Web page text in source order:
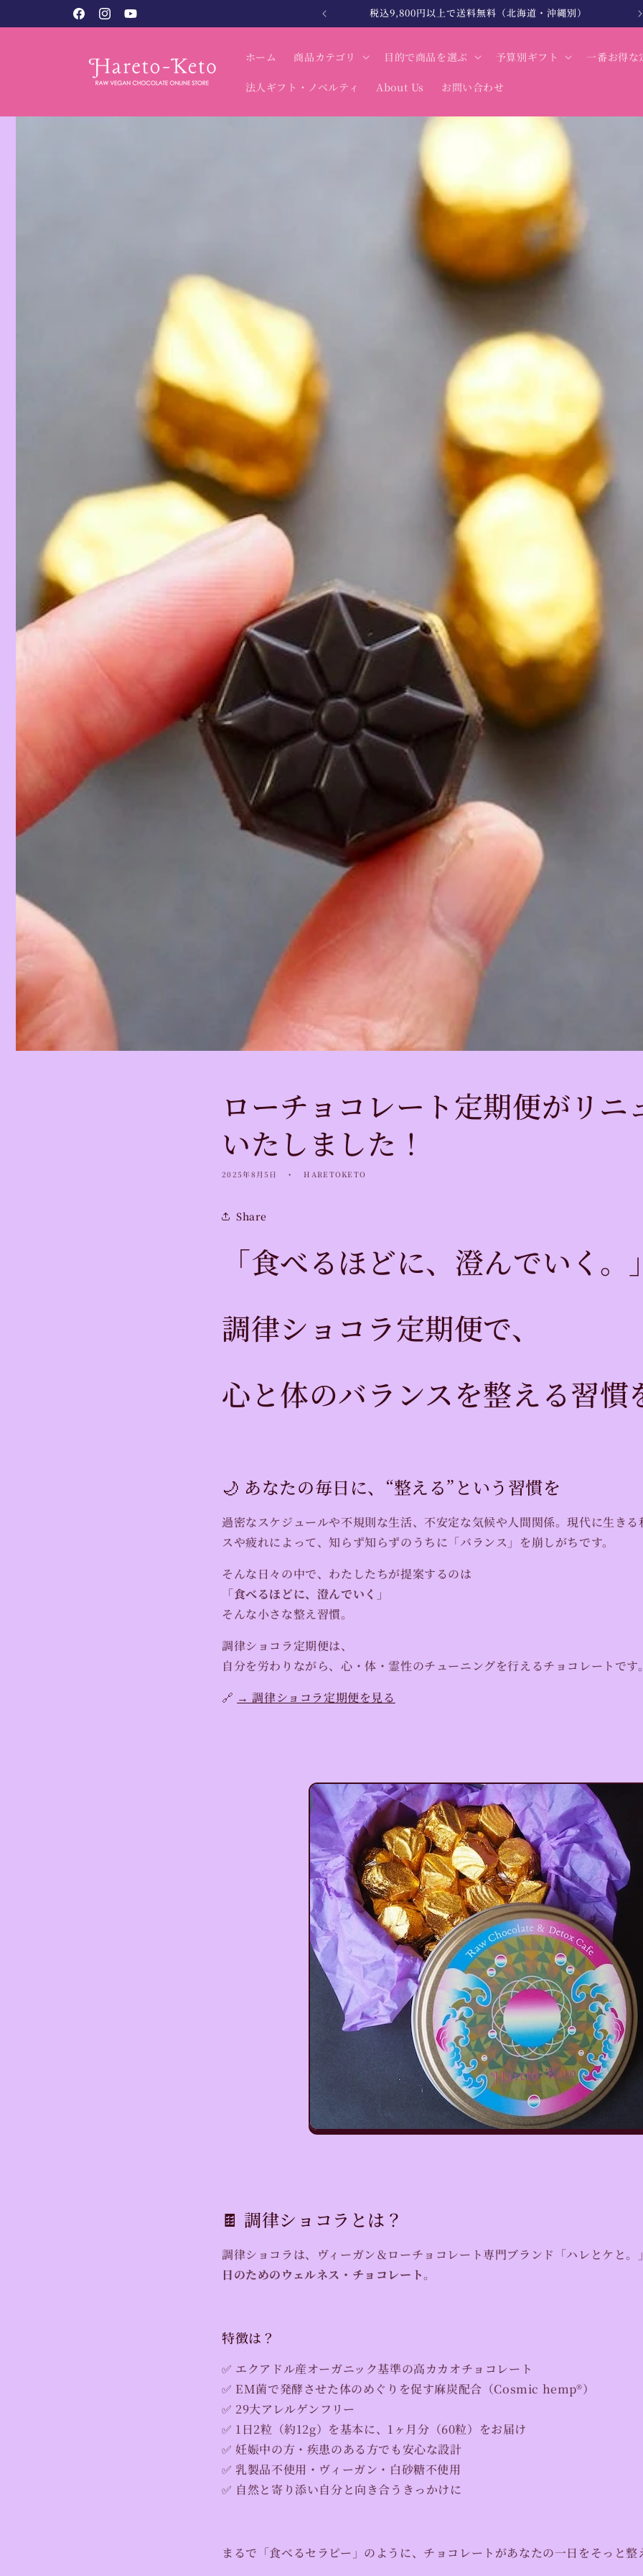
FacebookInstagram
YouTube
税込9,800円以上で送料無料（北海道・沖縄別） 北海道・沖縄は税込12,000円以上で送料無料
ホーム 商品カテゴリ 目的で商品を選ぶ 予算別ギフト 一番お得な
法人ギフト・ノベルティ About Us お問い合わせ
ローチョコレート定期便がリニ
いたしました！
2025年8月5日 HARETOKETO
Share
「食べるほどに、澄んでいく。
調律ショコラ定期便で、
心と体のバランスを整える習慣
🌙 あなたの毎日に、“整える”という習慣を
過密なスケジュールや不規則な生活、不安定な気候や人間関係。現代に生き
スや疲れによって、知らず知らずのうちに「バランス」を崩しがちです。
そんな日々の中で、わたしたちが提案するのは
「食べるほどに、澄んでいく」
そんな小さな整え習慣。
調律ショコラ定期便は、
自分を労わりながら、心・体・霊性のチューニングを行えるチョコレートです
🔗 → 調律ショコラ定期便を見る
🍫 調律ショコラとは？
調律ショコラは、ヴィーガン＆ローチョコレート専門ブランド「ハレとケと。
日のためのウェルネス・チョコレート。
特徴は？
✅ エクアドル産オーガニック基準の高カカオチョコレート
✅ EM菌で発酵させた体のめぐりを促す麻炭配合（Cosmic hemp®）
✅ 29大アレルゲンフリー
✅ 1日2粒（約12g）を基本に、1ヶ月分（60粒）をお届け
✅ 妊娠中の方・疾患のある方でも安心な設計
✅ 乳製品不使用・ヴィーガン・白砂糖不使用
✅ 自然と寄り添い自分と向き合うきっかけに
まるで「食べるセラピー」のように、チョコレートがあなたの一日をそっと整